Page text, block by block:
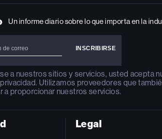
ON
ON
ON
ON
ON
Un informe diario sobre lo que importa en la
a nuestros sitios y servicios, usted acepta
. Utilizamos proveedores que
a proporcionar nuestros servicios.
Legal